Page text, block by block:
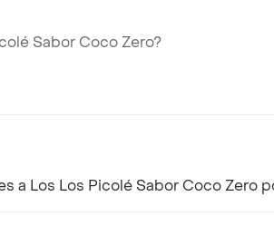
Sabor Coco Zero?
a Los Los Picolé Sabor Coco Zero